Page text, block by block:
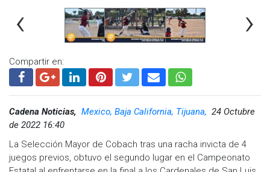
‹ ›
Compartir en:
Cadena Noticias, Mexico, Baja California, Tijuana, 24 Octubre
de 2022 16:40
La Selección Mayor de Cobach tras una racha invicta de 4
juegos previos, obtuvo el segundo lugar en el Campeonato